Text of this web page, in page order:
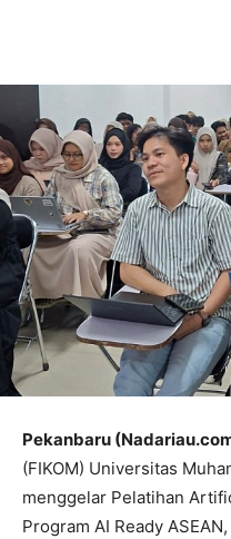
Pekanbaru
(FIKOM) Universitas
menggelar Pelatihan
Program AI Ready